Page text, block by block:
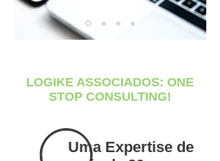
LOGIKE ASSOCIADOS: ONE
STOP CONSULTING!
Uma Expertise de